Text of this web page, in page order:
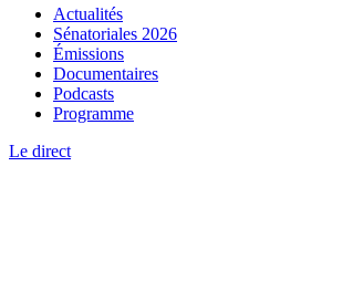
Actualités
Sénatoriales 2026
Émissions
Documentaires
Podcasts
Programme
Le direct